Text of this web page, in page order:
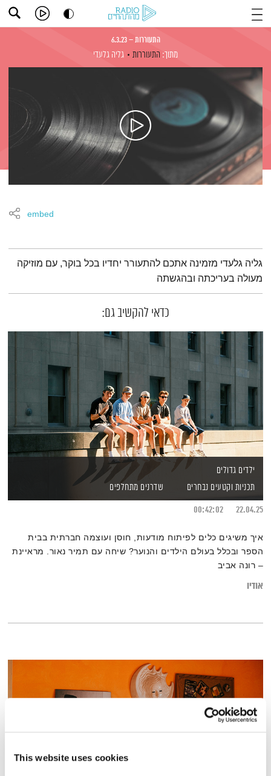
This website uses cookies
התעוררות – 6.3.23
מתוך: התעוררות גליה גלעדי
embed
תמצית הפודקאסט
גליה גלעדי מזמינה אתכם להתעורר יחדיו בכל בוקר, עם מוזיקה
מעולה בעריכתה ובהגשתה
כדאי להקשיב גם:
ילדים גדולים
תכניות וקטעים נבחרים
שדרנים מתחלפים
22.04.25
00:42:02
איך משיגים כלים לפיתוח מודעות, חוסן ועוצמה חברתית בבית
הספר ובכלל בעולם הילדים והנוער? שיחה עם תמיר נאור. מראיינת
– רונה אביב
אודיו